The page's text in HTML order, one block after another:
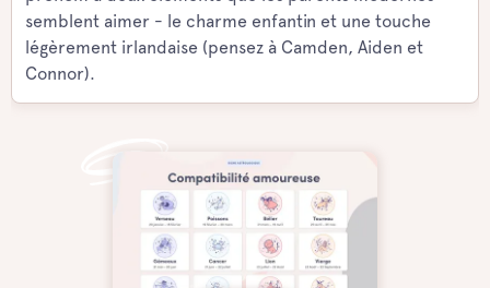
semblent aimer - le charme enfantin et une touche
légèrement irlandaise (pensez à Camden, Aiden et
Connor).